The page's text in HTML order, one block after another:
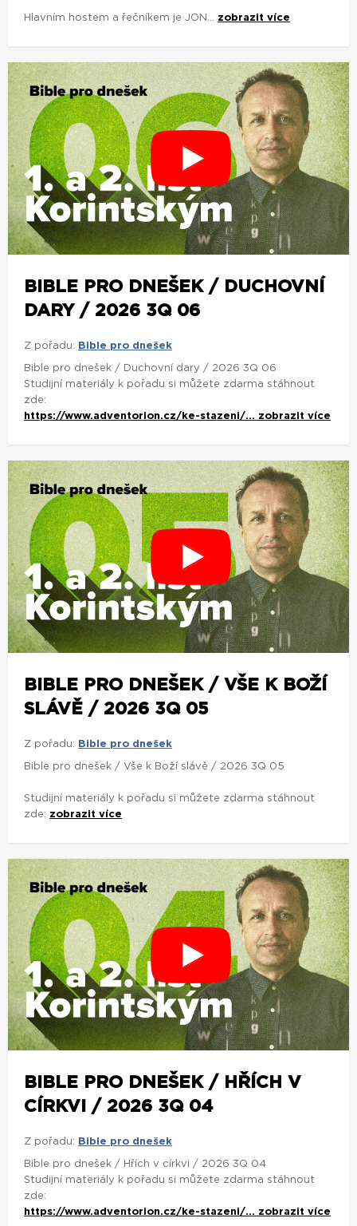
Hlavním hostem a řečníkem je JON... zobrazit více
BIBLE PRO DNEŠEK / DUCHOVNÍ
DARY / 2026 3Q 06
Z pořadu: Bible pro dnešek
Bible pro dnešek / Duchovní dary / 2026 3Q 06
Studijní materiály k pořadu si můžete zdarma stáhnout
zde:
https://www.adventorion.cz/ke-stazeni/... zobrazit více
BIBLE PRO DNEŠEK / VŠE K BOŽÍ
SLÁVĚ / 2026 3Q 05
Z pořadu: Bible pro dnešek
Bible pro dnešek / Vše k Boží slávě / 2026 3Q 05
Studijní materiály k pořadu si můžete zdarma stáhnout
zde: zobrazit více
BIBLE PRO DNEŠEK / HŘÍCH V
CÍRKVI / 2026 3Q 04
Z pořadu: Bible pro dnešek
Bible pro dnešek / Hřích v církvi / 2026 3Q 04
Studijní materiály k pořadu si můžete zdarma stáhnout
zde:
https://www.adventorion.cz/ke-stazeni/... zobrazit více